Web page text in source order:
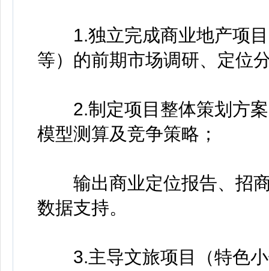
1.独立完成商业地产项目
等）的前期市场调研、定位
2.制定项目整体策划方案
模型测算及竞争策略；
输出商业定位报告、招商
数据支持。
3.主导文旅项目（特色小